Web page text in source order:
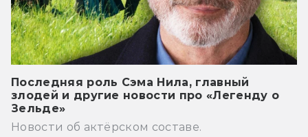
Последняя роль Сэма Нила, главный
злодей и другие новости про «Легенду о
Зельде»
Новости об актёрском составе.